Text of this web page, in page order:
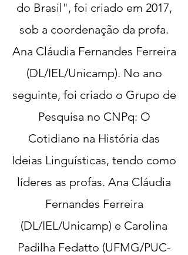
do Brasil", foi criado em 2017,
sob a coordenação da profa.
Ana Cláudia Fernandes Ferreira
(DL/IEL/Unicamp). No ano
seguinte, foi criado o Grupo de
Pesquisa no CNPq: O
Cotidiano na História das
Ideias Linguísticas, tendo como
líderes as profas. Ana Cláudia
Fernandes Ferreira
(DL/IEL/Unicamp) e Carolina
Padilha Fedatto (UFMG/PUC-